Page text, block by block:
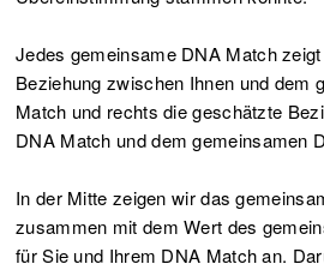
Jedes gemeinsame DNA Match
Beziehung zwischen Ihnen und dem
Match und rechts die geschätzte
DNA Match und dem gemeinsamen
In der Mitte zeigen wir das
zusammen mit dem Wert des
für Sie und Ihrem DNA Match an.